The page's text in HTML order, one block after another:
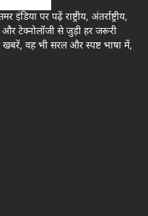
पर पढ़ें राष्ट्रीय, अंतर्राष्ट्रीय,
और टेक्नोलॉजी से जुड़ी हर जरूरी
वह भी सरल और स्पष्ट भाषा में,